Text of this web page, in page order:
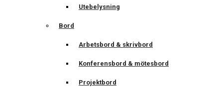
Utebelysning
Bord
Arbetsbord & skrivbord
Konferensbord & mötesbord
Projektbord